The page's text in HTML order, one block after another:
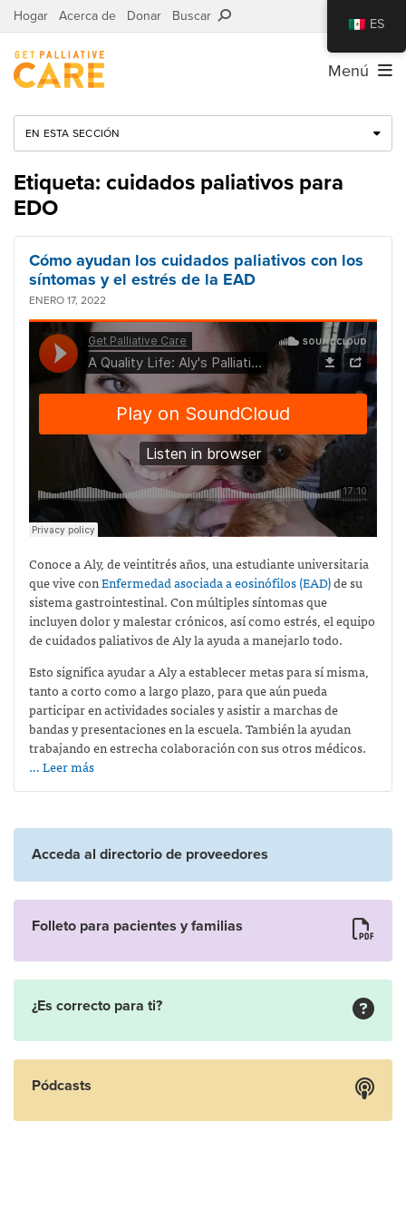
Hogar Acerca de Donar Buscar
Menú
EN ESTA SECCIÓN
Etiqueta: cuidados paliativos para
EDO
Cómo ayudan los cuidados paliativos con los
síntomas y el estrés de la EAD
ENERO 17, 2022
Conoce a Aly, de veintitrés años, una estudiante universitaria
que vive conEnfermedad asociada a eosinófilos (EAD)de su
sistema gastrointestinal. Con múltiples síntomas que
incluyen dolor y malestar crónicos, así como estrés, el equipo
de cuidados paliativos de Aly la ayuda a manejarlo todo.
Esto significa ayudar a Aly a establecer metas para sí misma,
tanto a corto como a largo plazo, para que aún pueda
participar en actividades sociales y asistir a marchas de
bandas y presentaciones en la escuela. También la ayudan
trabajando en estrecha colaboración con sus otros médicos.
… Leer más
Acceda al directorio de proveedores
Folleto para pacientes y familias
¿Es correcto para ti?
Pódcasts
ES